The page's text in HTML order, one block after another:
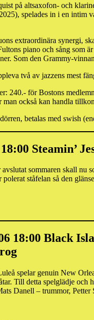
på altsaxofon- och
spelades in i en intim
extraordinära synergi,
piano och sång som
Som den Grammy-
två av jazzens mest
240.- för Bostons
man också kan handla
betalas med swish
Steamin’
sommaren skall nu
ståfelan så den
18:00 Black
spelar genuin New
Till detta spelglädje
Danell – trummor,